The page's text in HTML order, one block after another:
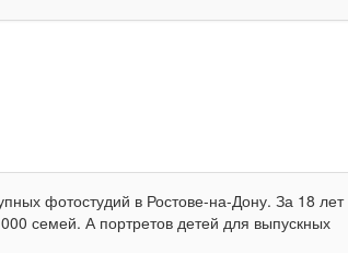
фотостудий в Ростове-на-Дону. За 18 лет
семей. А портретов детей для выпускных